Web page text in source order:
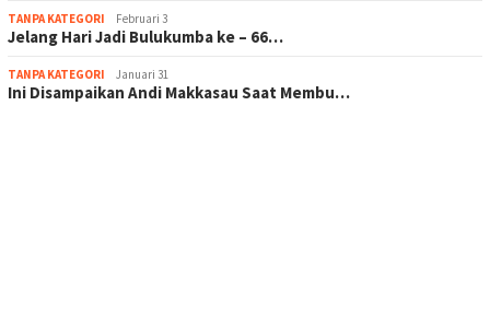
TANPA KATEGORI Februari 3
Jelang Hari Jadi Bulukumba ke – 66…
TANPA KATEGORI Januari 31
Ini Disampaikan Andi Makkasau Saat Membu…